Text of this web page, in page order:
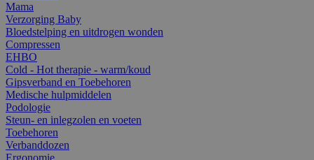
Mama
Verzorging Baby
Bloedstelping en uitdrogen wonden
Compressen
EHBO
Cold - Hot therapie - warm/koud
Gipsverband en Toebehoren
Medische hulpmiddelen
Podologie
Steun- en inlegzolen en voeten
Toebehoren
Verbanddozen
Ergonomie